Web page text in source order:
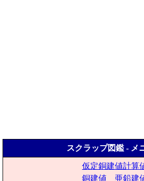
スクラップ図鑑 - メ
仮定銅建値計算
銅建値
亜鉛建